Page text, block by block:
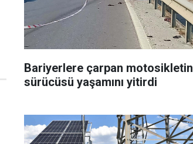
Bariyerlere çarpan motosikletin
sürücüsü yaşamını yitirdi